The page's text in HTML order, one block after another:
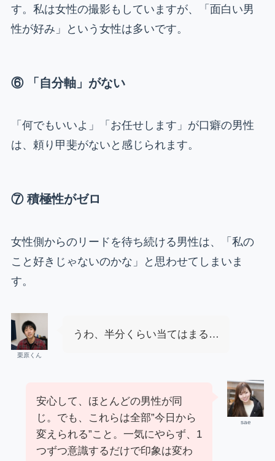
す。私は女性の撮影もしていますが、「面白い男
性が好み」という女性は多いです。
⑥ 「自分軸」がない
「何でもいいよ」「お任せします」が口癖の男性
は、頼り甲斐がないと感じられます。
⑦ 積極性がゼロ
女性側からのリードを待ち続ける男性は、「私の
こと好きじゃないのかな」と思わせてしまいま
す。
栗原くん
うわ、半分くらい当てはまる…
sae
安心して、ほとんどの男性が同
じ。でも、これらは全部”今日から
変えられる”こと。一気にやらず、1
つずつ意識するだけで印象は変わ